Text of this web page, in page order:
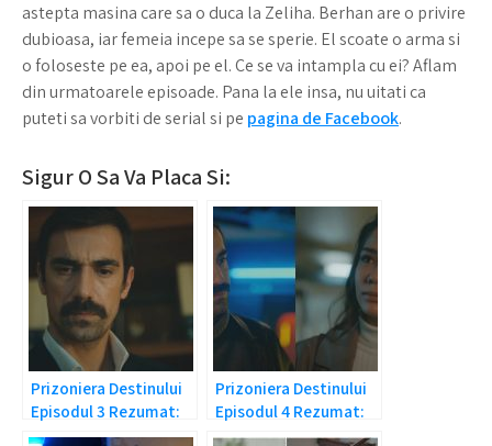
astepta masina care sa o duca la Zeliha. Berhan are o privire
dubioasa, iar femeia incepe sa se sperie. El scoate o arma si
o foloseste pe ea, apoi pe el. Ce se va intampla cu ei? Aflam
din urmatoarele episoade. Pana la ele insa, nu uitati ca
puteti sa vorbiti de serial si pe pagina de Facebook.
Sigur O Sa Va Placa Si:
Prizoniera Destinului
Episodul 3 Rezumat:
Adevarul dureros!
Prizoniera Destinului
Episodul 4 Rezumat:
L-au arestat pe Mehdi!